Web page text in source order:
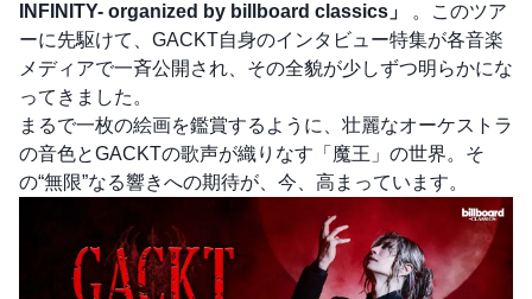
INFINITY- organized by billboard classics」
。このツア
ーに先駆けて、GACKT自身のインタビュー特集が各音楽
メディアで一斉公開され、その全貌が少しずつ明らかにな
ってきました。
まるで一枚の絵画を鑑賞するように、壮麗なオーケストラ
の音色とGACKTの歌声が織りなす「魔王」の世界。そ
の“無限”なる響きへの期待が、今、高まっています。